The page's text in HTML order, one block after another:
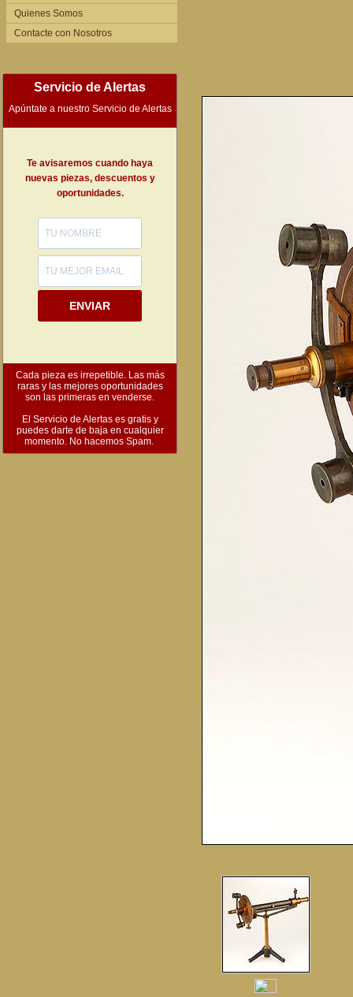
Quienes Somos
Contacte con Nosotros
Servicio de Alertas
Apúntate a nuestro Servicio de Alertas
Te avisaremos cuando haya
nuevas piezas, descuentos y
oportunidades.
ENVIAR
Cada pieza es irrepetible. Las más
raras y las mejores oportunidades
son las primeras en venderse.
El Servicio de Alertas es gratis y
puedes darte de baja en cualquier
momento. No hacemos Spam.